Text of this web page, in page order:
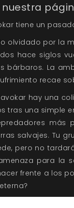
tiene un
olvidado por la
hace siglos
bárbaros. La
recae
hay una
tras una simple
más
salvajes. Tu
pero no
para la
frente a los